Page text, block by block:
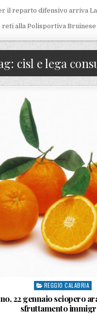
il reparto difensivo arriva
reti alla Polisportiva Bruinese
cisl e lega
Posted in
REGGIO CALABRIA
22 gennaio sciopero
sfruttamento